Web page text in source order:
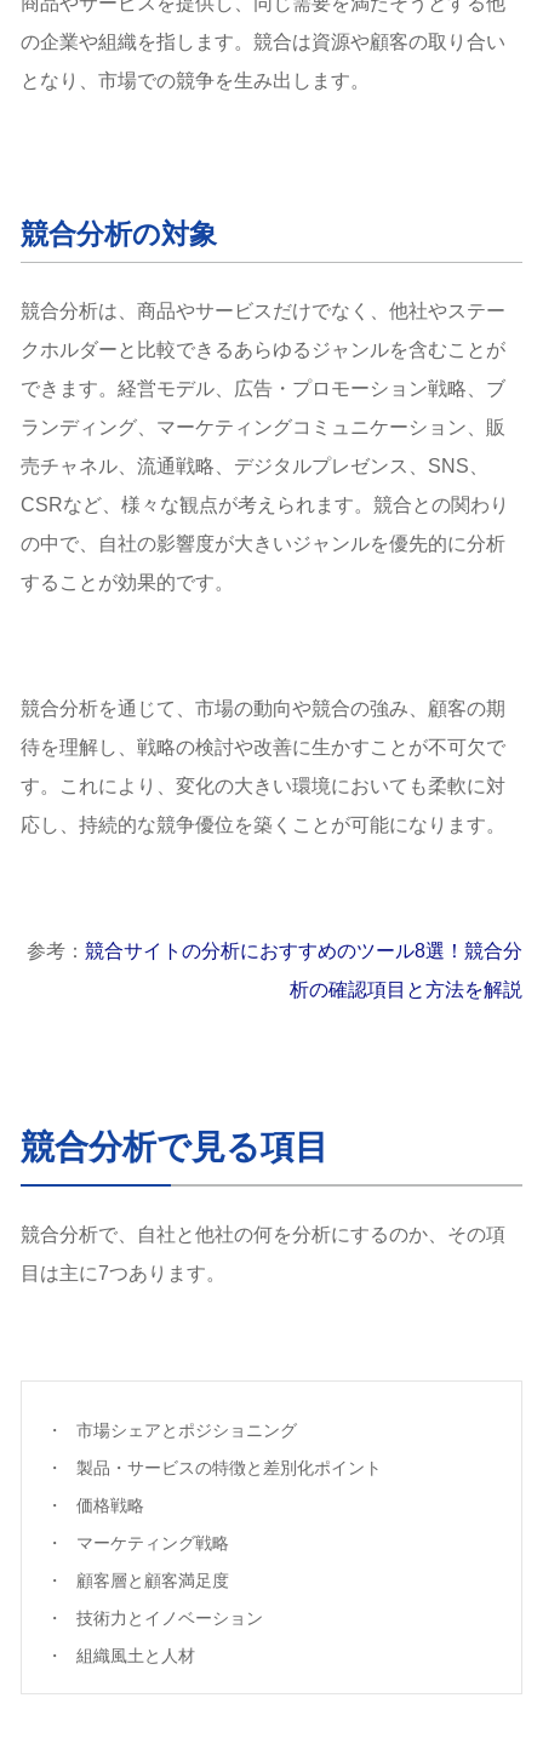
機会 (Opportunities)
脅威 (Threats)
技術 (Technological)
環境 (Environmental)
ファイブフォース分析（ポーターの5フォース分析）
代替品の脅威
顧客の交渉力
仕入れ先の交渉力
業界内の競争激化
価格戦略
コスト構造
SEOの競合分析で確認したい項目
キーワード
コンテンツ戦略
バックリンクプロファイル
Q:競合分析のメリットは？
の企業や組織を指します。競合は資源や顧客の取り合い
となり、市場での競争を生み出します。
競合分析の対象
競合分析は、商品やサービスだけでなく、他社やステー
クホルダーと比較できるあらゆるジャンルを含むことが
できます。経営モデル、広告・プロモーション戦略、ブ
ランディング、マーケティングコミュニケーション、販
売チャネル、流通戦略、デジタルプレゼンス、SNS、
CSRなど、様々な観点が考えられます。競合との関わり
の中で、自社の影響度が大きいジャンルを優先的に分析
することが効果的です。
競合分析を通じて、市場の動向や競合の強み、顧客の期
待を理解し、戦略の検討や改善に生かすことが不可欠で
す。これにより、変化の大きい環境においても柔軟に対
応し、持続的な競争優位を築くことが可能になります。
参考： 競合サイトの分析におすすめのツール8選！競合分
析の確認項目と方法を解説
競合分析で見る項目
競合分析で、自社と他社の何を分析にするのか、その項
目は主に7つあります。
市場シェアとポジショニング
製品・サービスの特徴と差別化ポイント
価格戦略
マーケティング戦略
顧客層と顧客満足度
技術力とイノベーション
組織風土と人材